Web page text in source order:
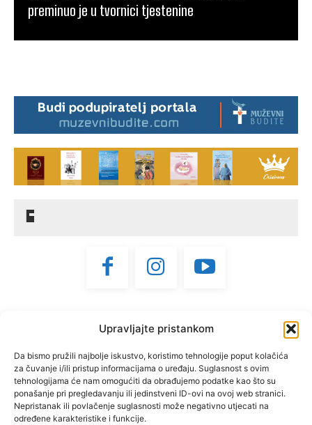
Upravljajte pristankom
Da bismo pružili najbolje iskustvo, koristimo tehnologije poput kolačića
za čuvanje i/ili pristup informacijama o uređaju. Suglasnost s ovim
tehnologijama će nam omogućiti da obrađujemo podatke kao što su
ponašanje pri pregledavanju ili jedinstveni ID-ovi na ovoj web stranici.
Nepristanak ili povlačenje suglasnosti može negativno utjecati na
određene karakteristike i funkcije.
preminuo je u tvornici tjestenine
muževni budite, čvrsti."
(1 KOR 16, 13)
"Muževni budite" prvi je
hrvatski portal za katoličke